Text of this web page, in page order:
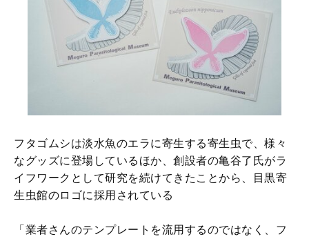
フタゴムシは淡水魚のエラに寄生する寄生虫で、様々
なグッズに登場しているほか、創設者の亀谷了氏がラ
イフワークとして研究を続けてきたことから、目黒寄
生虫館のロゴに採用されている
「業者さんのテンプレートを流用するのではなく、フ